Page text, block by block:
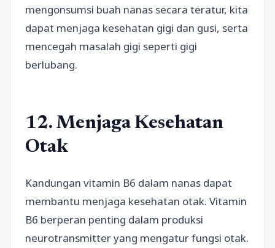
mengonsumsi buah nanas secara teratur, kita
dapat menjaga kesehatan gigi dan gusi, serta
mencegah masalah gigi seperti gigi
berlubang.
12. Menjaga Kesehatan
Otak
Kandungan vitamin B6 dalam nanas dapat
membantu menjaga kesehatan otak. Vitamin
B6 berperan penting dalam produksi
neurotransmitter yang mengatur fungsi otak.